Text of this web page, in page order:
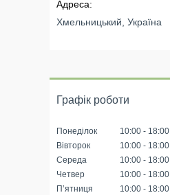
Хмельницький, Україна
Графік роботи
Понеділок 10:00
18:00
Вівторок
10:00
18:00
Середа
10:00
18:00
Четвер
10:00
18:00
Пʼятниця
10:00
18:00